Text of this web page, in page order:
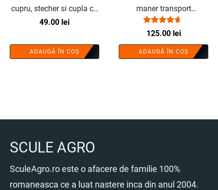
cupru, stecher si cupla cu
protectie - COBI SMART®
49.00 lei
ADAUGĂ ÎN COȘ
maner transport
ergonomic - COBI
SMART®
Evaluat la
4.50
din 5
125.00 lei
ADAUGĂ ÎN COȘ
SCULE AGRO
SculeAgro.ro este o afacere de familie 100%
romaneasca ce a luat nastere inca din anul 2004.